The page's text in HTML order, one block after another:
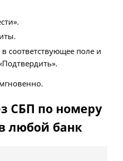
соответствующее поле и
СБП по номеру
любой банк